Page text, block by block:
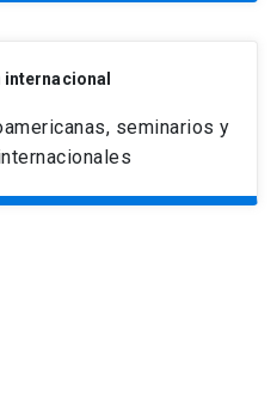
internacional
seminarios y